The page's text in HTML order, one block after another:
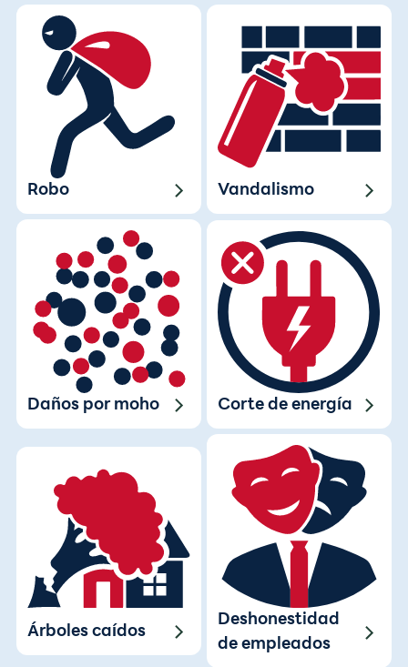
Robo Vandalismo
Daños por moho Corte de energía
Árboles caídos
Deshonestidad
de empleados